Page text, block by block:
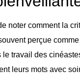
noter comment la
perçue
le travail des
leurs mots avec